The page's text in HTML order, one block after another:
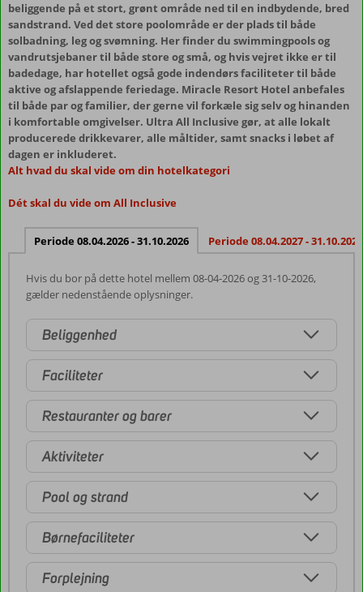
beliggende på et stort, grønt område ned til en indbydende, bred
sandstrand. Ved det store poolområde er der plads til både
solbadning, leg og svømning. Her finder du swimmingpools og
vandrutsjebaner til både store og små, og hvis vejret ikke er til
badedage, har hotellet også gode indendørs faciliteter til både
aktive og afslappende feriedage. Miracle Resort Hotel anbefales
til både par og familier, der gerne vil forkæle sig selv og hinanden
i komfortable omgivelser. Ultra All Inclusive gør, at alle lokalt
producerede drikkevarer, alle måltider, samt snacks i løbet af
dagen er inkluderet.
Alt hvad du skal vide om din hotelkategori
Dét skal du vide om All Inclusive
Periode 08.04.2026 - 31.10.2026 Periode 08.04.2027 - 31.10.2027
Hvis du bor på dette hotel mellem 08-04-2026 og 31-10-2026,
gælder nedenstående oplysninger.
Beliggenhed
Faciliteter
Restauranter og barer
Aktiviteter
Pool og strand
Børnefaciliteter
Forplejning